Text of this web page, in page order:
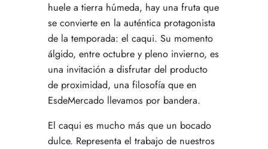
huele a tierra húmeda, hay una fruta que
se convierte en la auténtica protagonista
de la temporada: el caqui. Su momento
álgido, entre octubre y pleno invierno, es
una invitación a disfrutar del producto
de proximidad, una filosofía que en
EsdeMercado llevamos por bandera.
El caqui es mucho más que un bocado
dulce. Representa el trabajo de nuestros